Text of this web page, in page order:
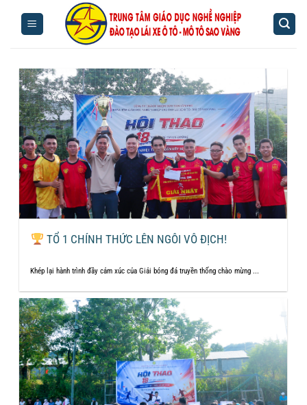
TỔ 1 CHÍNH THỨC LÊN NGÔI VÔ ĐỊCH!
Khép lại hành trình đầy cảm xúc của Giải bóng đá truyền thống chào mừng ...